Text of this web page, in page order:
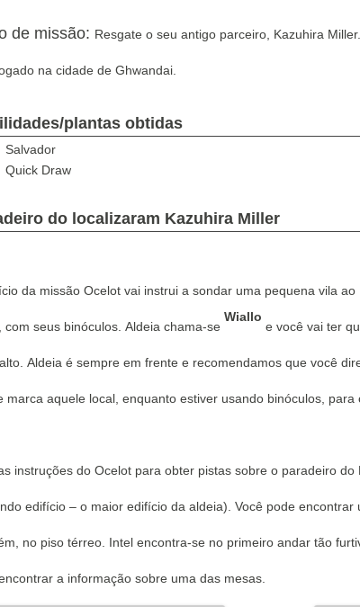
de missão: Resgate o seu antigo parceiro, Kazuhira Miller.
na cidade de Ghwandai.
plantas obtidas
Salvador
Quick Draw
do localizaram Kazuhira Miller
da missão Ocelot vai instrui a sondar uma pequena vila ao
com seus binóculos. Aldeia chama-se
Wiallo
e você vai ter
Aldeia é sempre em frente e recomendamos que você
marca aquele local, enquanto estiver usando binóculos, para
instruções do Ocelot para obter pistas sobre o paradeiro
edifício – o maior edifício da aldeia). Você pode encontrar
no piso térreo. Intel encontra-se no primeiro andar tão
a informação sobre uma das mesas.